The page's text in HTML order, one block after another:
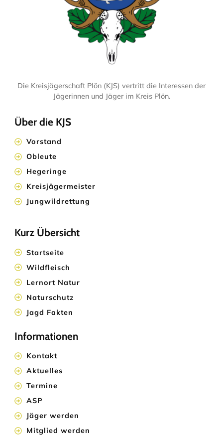
Die Kreisjägerschaft Plön (KJS) vertritt die Interessen der
Jägerinnen und Jäger im Kreis Plön.
Über die KJS
Vorstand
Obleute
Hegeringe
Kreisjägermeister
Jungwildrettung
Kurz Übersicht
Startseite
Wildfleisch
Lernort Natur
Naturschutz
Jagd Fakten
Informationen
Kontakt
Aktuelles
Termine
ASP
Jäger werden
Mitglied werden